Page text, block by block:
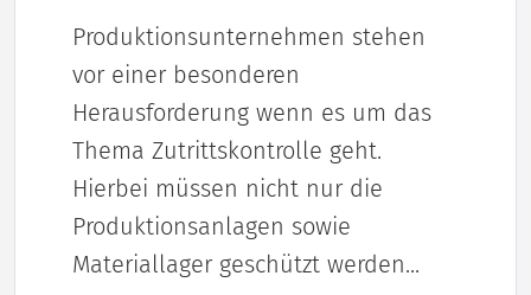
Produktionsunternehmen stehen
vor einer besonderen
Herausforderung wenn es um das
Thema Zutrittskontrolle geht.
Hierbei müssen nicht nur die
Produktionsanlagen sowie
Materiallager geschützt werden...